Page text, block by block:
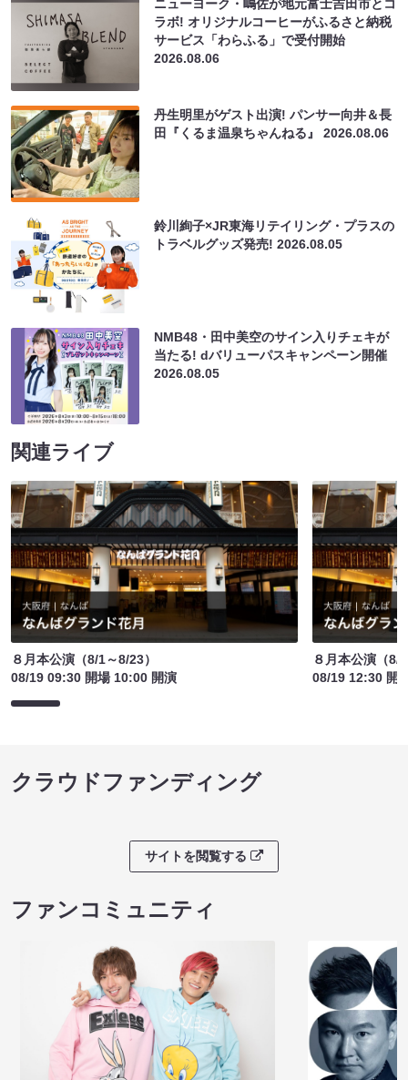
ニューヨーク・嶋佐が地元富士吉田市とコ
ラボ! オリジナルコーヒーがふるさと納税
サービス「わらふる」で受付開始
2026.08.06
丹生明里がゲスト出演! パンサー向井＆長
田『くるま温泉ちゃんねる』2026.08.06
鈴川絢子×JR東海リテイリング・プラスの
トラベルグッズ発売!2026.08.05
NMB48・田中美空のサイン入りチェキが
当たる! dバリューパスキャンペーン開催
2026.08.05
関連ライブ
８月本公演（8/1～8/23）
08/19 09:30 開場 10:00 開演
８月本公演（8/
08/19 12:30 開
クラウドファンディング
サイトを閲覧する
ファンコミュニティ